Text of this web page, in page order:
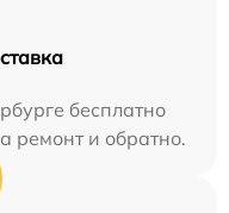
бесплатно
ремонт и обратно.